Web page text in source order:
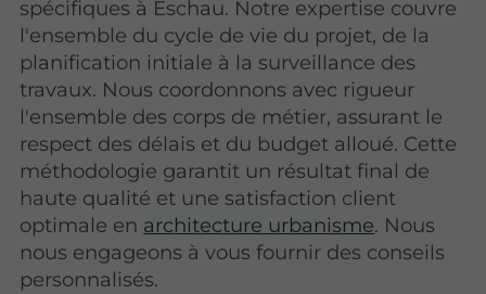
spécifiques à Eschau. Notre expertise couvre
l'ensemble du cycle de vie du projet, de la
planification initiale à la surveillance des
travaux. Nous coordonnons avec rigueur
l'ensemble des corps de métier, assurant le
respect des délais et du budget alloué. Cette
méthodologie garantit un résultat final de
haute qualité et une satisfaction client
optimale en architecture urbanisme. Nous
nous engageons à vous fournir des conseils
personnalisés.